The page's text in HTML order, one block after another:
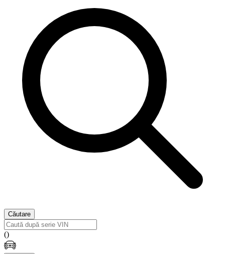
Căutare
()